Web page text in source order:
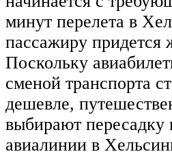
минут перелета в
пассажиру придется
Поскольку
сменой транспорта
дешевле,
выбирают пересадку
авиалинии в